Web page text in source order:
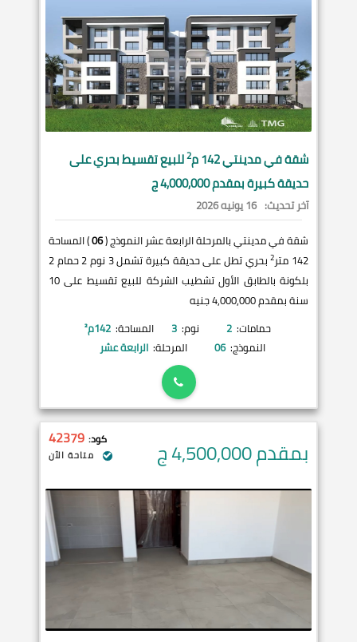
شقة فيمدينتي 2للبيع تقسيط بحري على
حديقة كبيرة بمقدم 4,000,000 ج
آخر تحديث: 16 يونيه 2026
شقة في مدينتي بالمرحلة الرابعة عشر النموذج (06) المساحة
142 متر
2
بحري تطل على حديقة كبيرة تشمل 3 نوم 2 حمام 2
بلكونة بالطابق الأول تشطيب الشركة للبيع تقسيط على 10
سنة بمقدم 4,000,000 جنيه
حمامات: 2 نوم: 3 المساحة: 142م²
النموذج: 06 المرحلة: الرابعة عشر
بمقدم 4,500,000 ج كود: 42379
متاحة الآن